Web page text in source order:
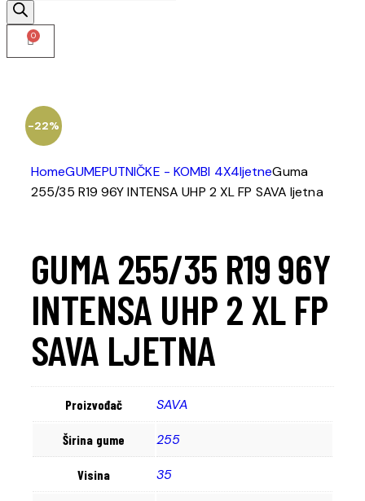
-22%
HomeGUMEPUTNIČKE - KOMBI 4X4ljetneGuma
255/35 R19 96Y INTENSA UHP 2 XL FP SAVA ljetna
GUMA 255/35 R19 96Y
INTENSA UHP 2 XL FP
SAVA LJETNA
Proizvođač SAVA
Širina gume 255
Visina 35